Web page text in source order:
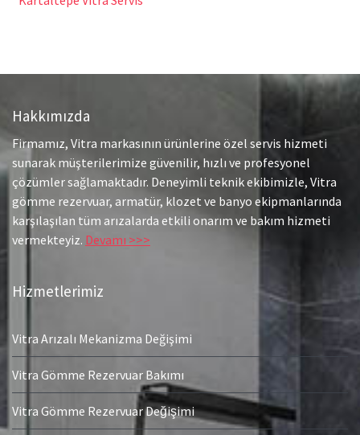
Hakkımızda
Firmamız, Vitra markasının ürünlerine özel servis hizmeti
sunarak müşterilerimize güvenilir, hızlı ve profesyonel
çözümler sağlamaktadır. Deneyimli teknik ekibimizle, Vitra
gömme rezervuar, armatür, klozet ve banyo ekipmanlarında
karşılaşılan tüm arızalarda etkili onarım ve bakım hizmeti
vermekteyiz. Devamı >>>
Hizmetlerimiz
Vitra Arızalı Mekanizma Değişimi
Vitra Gömme Rezervuar Bakımı
Vitra Gömme Rezervuar Değişimi